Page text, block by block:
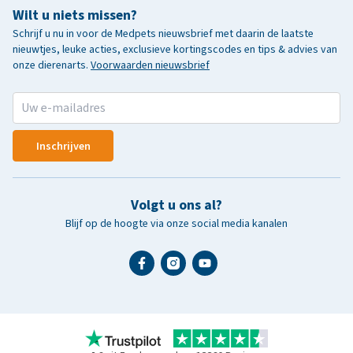
Wilt u niets missen?
Schrijf u nu in voor de Medpets nieuwsbrief met daarin de laatste
nieuwtjes, leuke acties, exclusieve kortingscodes en tips & advies van
onze dierenarts. Voorwaarden nieuwsbrief
Inschrijven
Volgt u ons al?
Blijf op de hoogte via onze social media kanalen